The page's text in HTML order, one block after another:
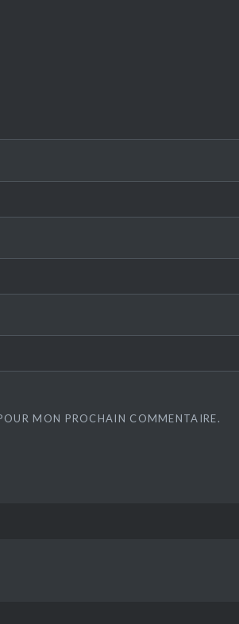
MON PROCHAIN COMMENTAIRE.